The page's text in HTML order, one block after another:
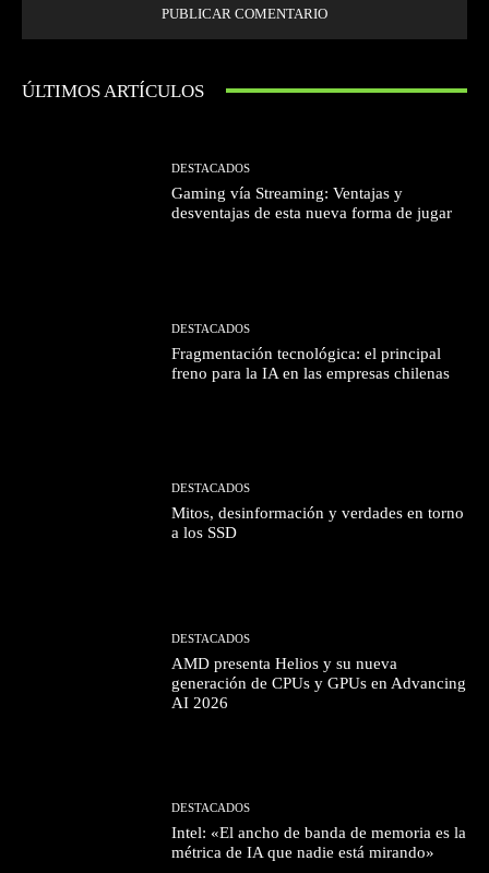
ÚLTIMOS ARTÍCULOS
DESTACADOS
Gaming vía Streaming: Ventajas y
desventajas de esta nueva forma de jugar
DESTACADOS
Fragmentación tecnológica: el principal
freno para la IA en las empresas chilenas
DESTACADOS
Mitos, desinformación y verdades en torno
a los SSD
DESTACADOS
AMD presenta Helios y su nueva
generación de CPUs y GPUs en Advancing
AI 2026
DESTACADOS
Intel: «El ancho de banda de memoria es la
métrica de IA que nadie está mirando»